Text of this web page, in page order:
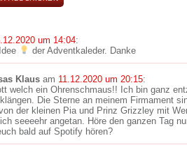
um 14:04:
der Adventkaleder. Danke
Klaus am 11.12.2020 um 20:15:
welch ein Ohrenschmaus!! Ich bin ganz
Die Sterne an meinem Firmament
der kleinen Pia und Prinz Grizzley mit
seeeehr angetan. Höre den ganzen Tag
bald auf Spotify hören?